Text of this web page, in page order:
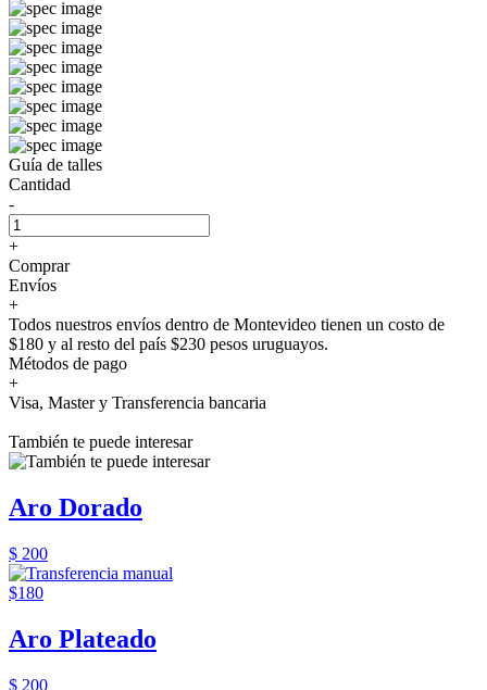
Guía de talles
Cantidad
-
+
Comprar
Envíos
+
Todos nuestros envíos dentro de Montevideo tienen un costo de
$180 y al resto del país $230 pesos uruguayos.
Métodos de pago
+
Visa, Master y Transferencia bancaria
También te puede interesar
Aro Dorado
$ 200
$180
Aro Plateado
$ 200